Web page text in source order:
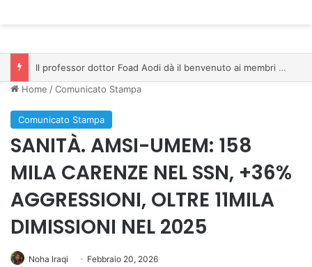
Il professor dottor Foad Aodi dà il benvenuto ai membri del Comitato per le Scienze delle Piramidi e le Scienze Archeologiche…
Home /Comunicato Stampa
Comunicato Stampa
SANITÀ. AMSI-UMEM: 158
MILA CARENZE NEL SSN, +36%
AGGRESSIONI, OLTRE 11MILA
DIMISSIONI NEL 2025
Noha Iraqi Febbraio 20, 2026